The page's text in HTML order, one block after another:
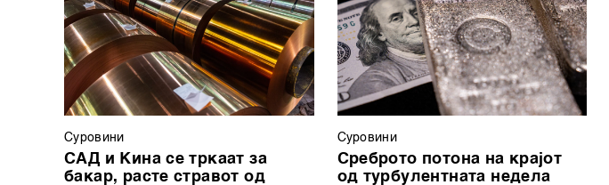
Суровини
САД и Кина се тркаат за
бакар, расте стравот од
Суровини
Среброто потона на крајот
од турбулентната недела